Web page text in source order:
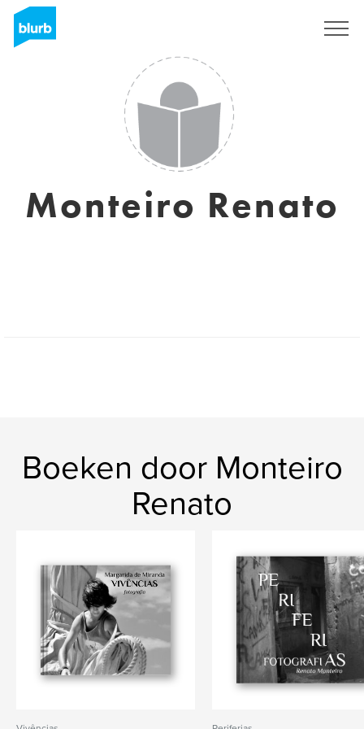
Monteiro Renato
Boeken door Monteiro
Renato